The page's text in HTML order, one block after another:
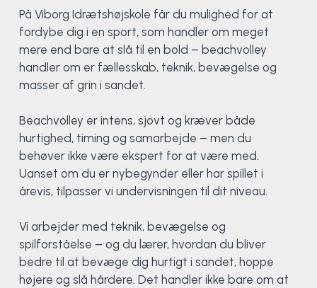
På Viborg Idrætshøjskole får du mulighed for at
fordybe dig i en sport, som handler om meget
mere end bare at slå til en bold – beachvolley
handler om er fællesskab, teknik, bevægelse og
masser af grin i sandet.
Beachvolley er intens, sjovt og kræver både
hurtighed, timing og samarbejde – men du
behøver ikke være ekspert for at være med.
Uanset om du er nybegynder eller har spillet i
årevis, tilpasser vi undervisningen til dit niveau.
Vi arbejder med teknik, bevægelse og
spilforståelse – og du lærer, hvordan du bliver
bedre til at bevæge dig hurtigt i sandet, hoppe
højere og slå hårdere. Det handler ikke bare om at
Klatring
Løb
OCR
Padel
Pardans
Rytmisk gymnastik
Ski & snowboard
Spring